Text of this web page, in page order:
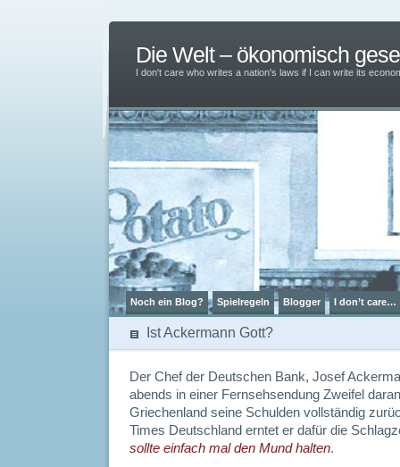
Die Welt – ökonomisch
I don't care who writes a nation's laws if I can write its
Noch ein Blog? Spielregeln Blogger I don’t care…
Ist Ackermann Gott?
Der Chef der Deutschen Bank, Josef
abends in einer Fernsehsendung Zweifel
Griechenland seine Schulden vollständig
Times Deutschland erntet er dafür die
sollte einfach mal den Mund halten.